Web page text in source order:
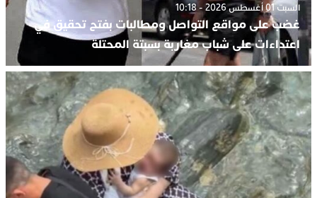
السبت 01 أغسطس 2026 - 10:18
غضب على مواقع التواصل ومطالبات بفتح تحقيق في
اعتداءات على شباب مغاربة بسبتة المحتلة